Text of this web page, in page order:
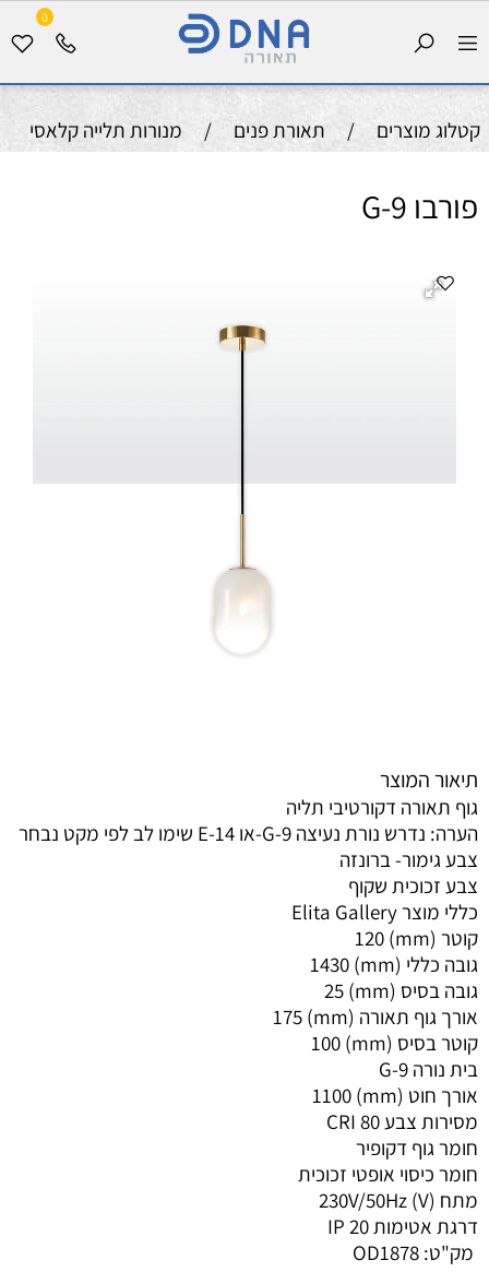
0
קטלוג מוצרים / תאורת פנים / מנורות תלייה קלאסי
פורבו G-9
תיאור המוצר
גוף תאורה דקורטיבי תליה
הערה: נדרש נורת נעיצה G-9-או E-14 שימו לב לפי מקט נבחר
צבע גימור- ברונזה
צבע זכוכית שקוף
כללי מוצר Elita Gallery
קוטר (mm) 120
גובה כללי (mm) 1430
גובה בסיס (mm) 25
אורך גוף תאורה (mm) 175
קוטר בסיס (mm) 100
בית נורה G-9
אורך חוט (mm) 1100
מסירות צבע CRI 80
חומר גוף דקופיר
חומר כיסוי אופטי זכוכית
מתח (V) 230V/50Hz
דרגת אטימות IP 20
מק"ט: OD1878